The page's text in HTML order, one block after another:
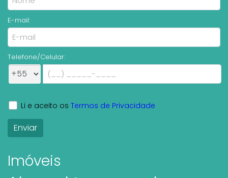
E-mail:
Telefone/Celular:
Li e aceito os Termos de Privacidade
Imóveis